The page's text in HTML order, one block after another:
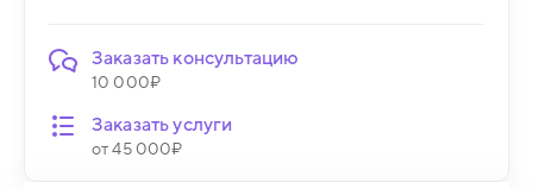
Заказать консультацию
10 000₽
Заказать услуги
от 45 000₽